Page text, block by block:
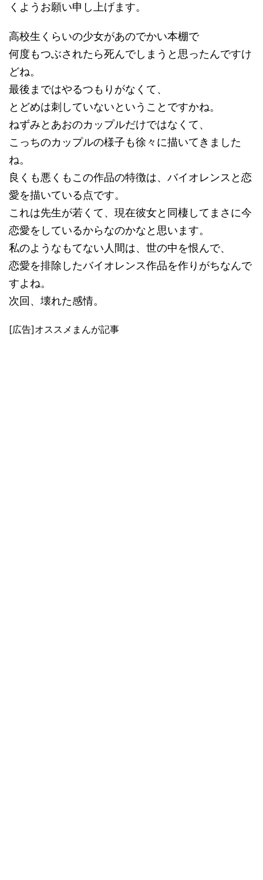
くようお願い申し上げます。
高校生くらいの少女があのでかい本棚で
何度もつぶされたら死んでしまうと思ったんですけ
どね。
最後まではやるつもりがなくて、
とどめは刺していないということですかね。
ねずみとあおのカップルだけではなくて、
こっちのカップルの様子も徐々に描いてきました
ね。
良くも悪くもこの作品の特徴は、バイオレンスと恋
愛を描いている点です。
これは先生が若くて、現在彼女と同棲してまさに今
恋愛をしているからなのかなと思います。
私のようなもてない人間は、世の中を恨んで、
恋愛を排除したバイオレンス作品を作りがちなんで
すよね。
次回、壊れた感情。
[広告]オススメまんが記事